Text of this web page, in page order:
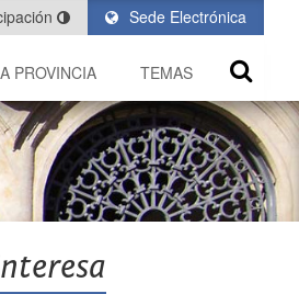
Sede Electrónica
PROVINCIA TEMAS